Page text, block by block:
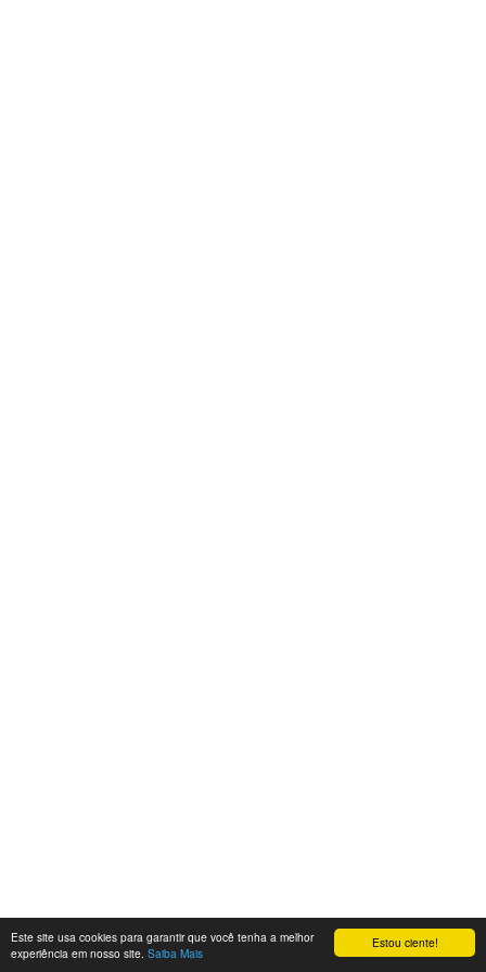
Estou ciente!
Este site usa cookies para garantir que você tenha a melhor
experiência em nosso site. Saiba Mais